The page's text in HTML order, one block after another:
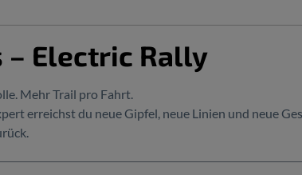
– Electric Rally
Mehr Trail pro Fahrt.
erreichst du neue Gipfel, neue Linien und neue